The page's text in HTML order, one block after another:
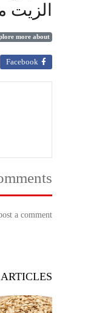
more about
Facebook
a comment.